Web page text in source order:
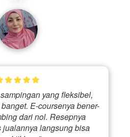
E-coursenya bener-
dari nol. Resepnya
jualannya langsung bisa